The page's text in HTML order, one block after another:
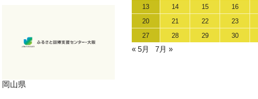
岡山県
13
14 15 16
20
21 22 23
27
28 29 30
« 5月 7月 »